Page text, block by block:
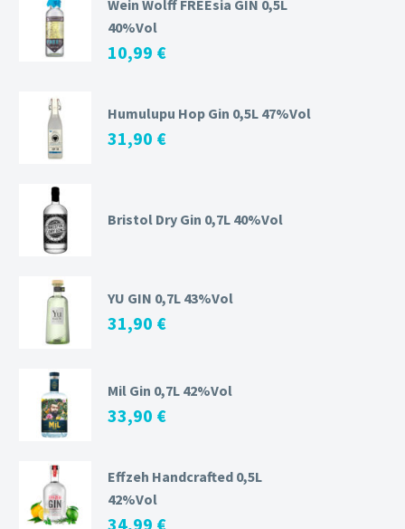
Wein Wolff FREEsia GIN 0,5L
40%Vol
10,99 €
Humulupu Hop Gin 0,5L 47%Vol
31,90 €
Bristol Dry Gin 0,7L 40%Vol
YU GIN 0,7L 43%Vol
31,90 €
Mil Gin 0,7L 42%Vol
33,90 €
Effzeh Handcrafted 0,5L
42%Vol
34,99 €